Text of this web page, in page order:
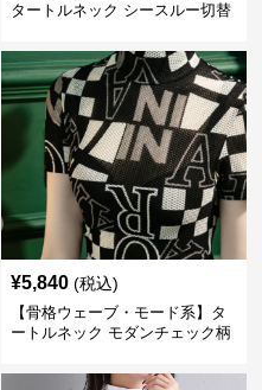
タートルネック シースルー切替
えタンクトップ S~3XL
¥5,840 (税込)
【骨格ウェーブ・モード系】タ
ートルネック モダンチェック柄
クトップス S~3XL